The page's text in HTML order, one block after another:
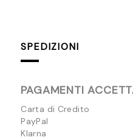
SPEDIZIONI
PAGAMENTI
Carta di Credito
PayPal
Klarna